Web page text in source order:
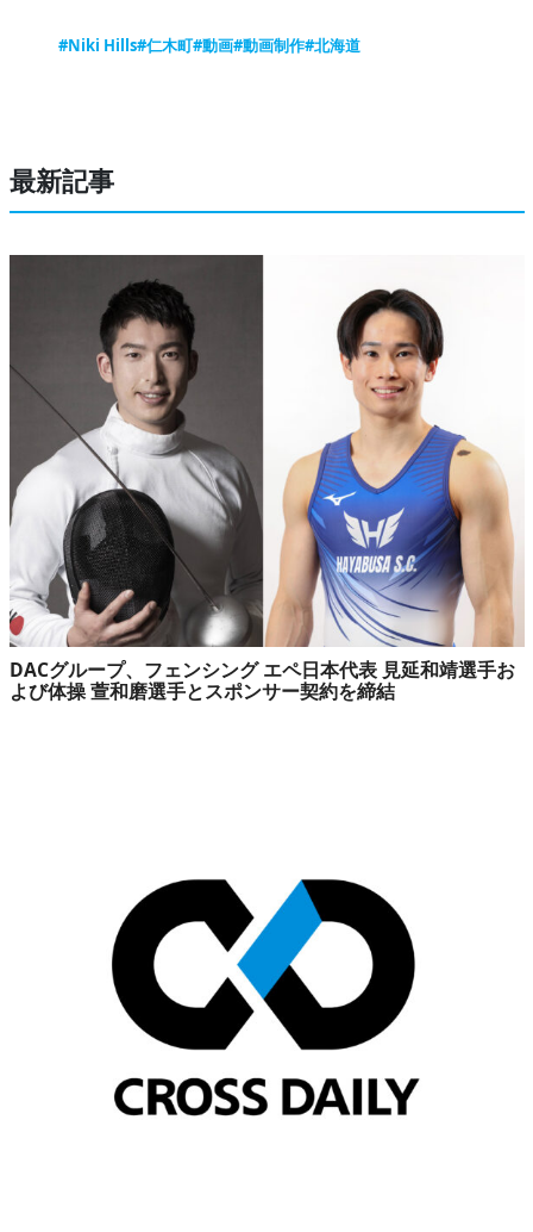
#Niki Hills#仁木町#動画#動画制作#北海道
最新記事
DACグループ、フェンシング エペ日本代表 見延和靖選手お
よび体操 萱和磨選手とスポンサー契約を締結